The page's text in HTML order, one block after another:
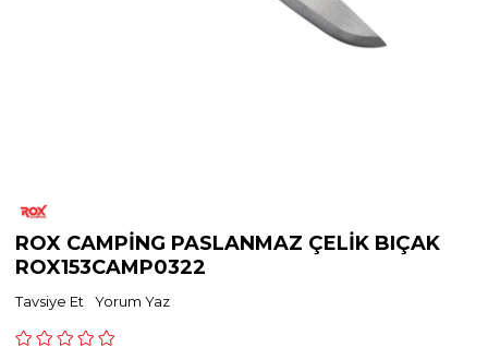
ROX CAMPİNG PASLANMAZ ÇELİK BIÇAK
ROX153CAMP0322
Tavsiye Et Yorum Yaz